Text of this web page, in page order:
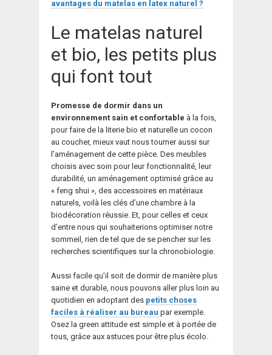
avantages du matelas en latex naturel ?
Le matelas naturel
et bio, les petits plus
qui font tout
Promesse de dormir dans un
environnement sain et confortable à la fois,
pour faire de la literie bio et naturelle un cocon
au coucher, mieux vaut nous tourner aussi sur
l’aménagement de cette pièce. Des meubles
choisis avec soin pour leur fonctionnalité, leur
durabilité, un aménagement optimisé grâce au
« feng shui », des accessoires en matériaux
naturels, voilà les clés d’une chambre à la
biodécoration réussie. Et, pour celles et ceux
d’entre nous qui souhaiterions optimiser notre
sommeil, rien de tel que de se pencher sur les
recherches scientifiques sur la chronobiologie.
Aussi facile qu’il soit de dormir de manière plus
saine et durable, nous pouvons aller plus loin au
quotidien en adoptant des petits choses
faciles à réaliser au bureau par exemple.
Osez la green attitude est simple et à portée de
tous, grâce aux astuces pour être plus écolo.